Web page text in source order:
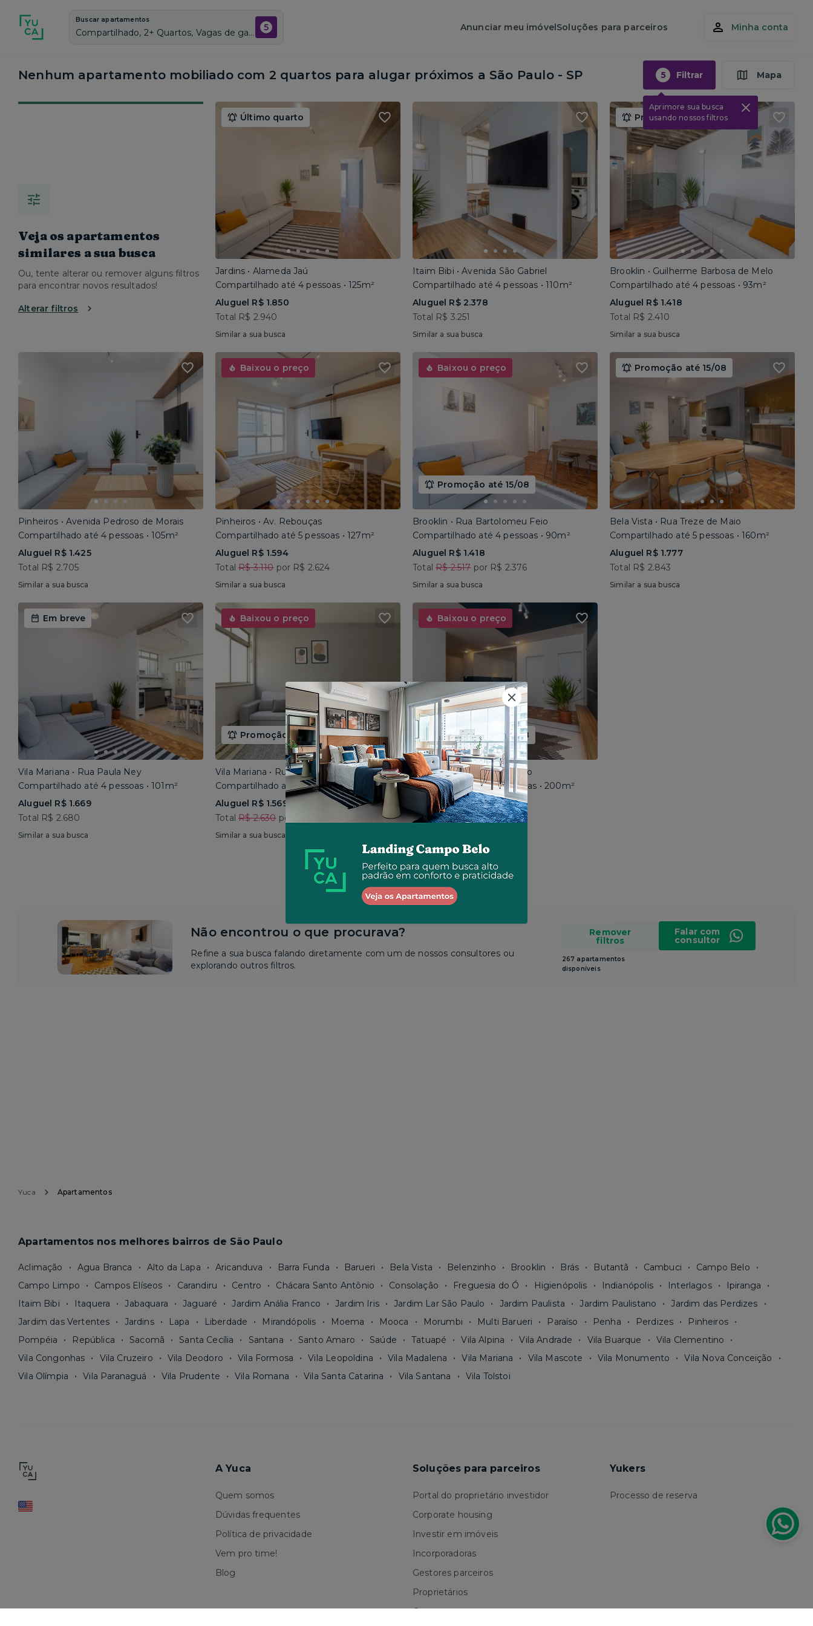
Buscar apartamentos
Compartilhado, 2+ Quartos, Vagas de garagem: Sim, Mobiliado, Piscina 5 Anunciar meu imóvelSoluções para parceiros Minha conta
Nenhum apartamento mobiliado com 2 quartos para alugar próximos a São Paulo - SP 5 Filtrar
Aprimore sua busca
usando nossos filtros
Mapa
Veja os apartamentos
similares a sua busca
Ou, tente alterar ou remover alguns filtros
para encontrar novos resultados!
Alterar filtros
Último quarto
Jardins • Alameda Jaú
Compartilhado até 4 pessoas • 125m²
Aluguel R$ 1.850
Total R$ 2.940
Similar a sua busca
Itaim Bibi • Avenida São Gabriel
Compartilhado até 4 pessoas • 110m²
Aluguel R$ 2.378
Total R$ 3.251
Similar a sua busca
Promoção até 15/08
Brooklin • Guilherme Barbosa de Melo
Compartilhado até 4 pessoas • 93m²
Aluguel R$ 1.418
Total R$ 2.410
Similar a sua busca
Pinheiros • Avenida Pedroso de Morais
Compartilhado até 4 pessoas • 105m²
Aluguel R$ 1.425
Total R$ 2.705
Similar a sua busca
Baixou o preço
Pinheiros • Av. Rebouças
Compartilhado até 5 pessoas • 127m²
Aluguel R$ 1.594
TotalR$ 3.110por R$ 2.624
Similar a sua busca
Baixou o preço
Promoção até 15/08
Brooklin • Rua Bartolomeu Feio
Compartilhado até 4 pessoas • 90m²
Aluguel R$ 1.418
TotalR$ 2.517por R$ 2.376
Similar a sua busca
Promoção até 15/08
Bela Vista • Rua Treze de Maio
Compartilhado até 5 pessoas • 160m²
Aluguel R$ 1.777
Total R$ 2.843
Similar a sua busca
Em breve
Vila Mariana • Rua Paula Ney
Compartilhado até 4 pessoas • 101m²
Aluguel R$ 1.669
Total R$ 2.680
Similar a sua busca
Baixou o preço
Promoção até 15/08
Vila Mariana • Rua José do Patrocínio
Compartilhado até 4 pessoas • 110m²
Aluguel R$ 1.569
TotalR$ 2.630por R$ 2.625
Similar a sua busca
Baixou o preço
Promoção até 15/08
Consolação • Av Consolação
Compartilhado até 5 pessoas • 200m²
Aluguel R$ 1.562
TotalR$ 2.650por R$ 2.573
Não encontrou o que procurava?
Refine a sua busca falando diretamente com um de nossos consultores ou
explorando outros filtros.
Remover
filtros
267 apartamentos
disponíveis
Falar com
consultor
Yuca Apartamentos
Apartamentos nos melhores bairros de São Paulo
Aclimação Agua Branca Alto da Lapa Aricanduva Barra Funda Barueri Bela Vista Belenzinho Brooklin Brás Butantã Cambuci
Campo Belo
Campo Limpo
Campos Elíseos Carandiru Centro Chácara Santo Antônio Consolação Freguesia do Ó Higienópolis Indianópolis Interlagos
Ipiranga
Itaim Bibi
Itaquera Jabaquara Jaguaré Jardim Anália Franco Jardim Iris Jardim Lar São Paulo Jardim Paulista Jardim Paulistano
Jardim das Perdizes
Jardim das Vertentes
Jardins Lapa Liberdade Mirandópolis Moema Mooca Morumbi Multi Barueri Paraíso Penha Perdizes
Pinheiros
Pompéia
República Sacomã Santa Cecília Santana Santo Amaro Saúde Tatuapé Vila Alpina Vila Andrade Vila Buarque
Vila Clementino
Vila Congonhas
Vila Cruzeiro Vila Deodoro Vila Formosa Vila Leopoldina Vila Madalena Vila Mariana Vila Mascote Vila Monumento
Vila Nova Conceição
Vila Olímpia
Vila Paranaguá Vila Prudente Vila Romana Vila Santa Catarina Vila Santana Vila Tolstoi
A Yuca
Quem somos
Dúvidas frequentes
Política de privacidade
Vem pro time!
Blog
Soluções para parceiros
Portal do proprietário investidor
Corporate housing
Investir em imóveis
Incorporadoras
Gestores parceiros
Proprietários
Corretores
Yukers
Processo de reserva